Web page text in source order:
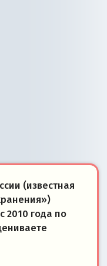
(известная
2010 года по